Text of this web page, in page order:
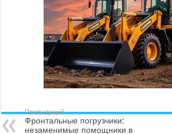
Предыдущий
Фронтальные погрузчики:
незаменимые помощники в